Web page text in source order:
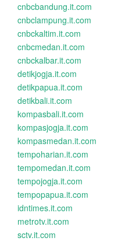
cnbcbandung.it.com
cnbclampung.it.com
cnbckaltim.it.com
cnbcmedan.it.com
cnbckalbar.it.com
detikjogja.it.com
detikpapua.it.com
detikbali.it.com
kompasbali.it.com
kompasjogja.it.com
kompasmedan.it.com
tempoharian.it.com
tempomedan.it.com
tempojogja.it.com
tempopapua.it.com
idntimes.it.com
metrotv.it.com
sctv.it.com